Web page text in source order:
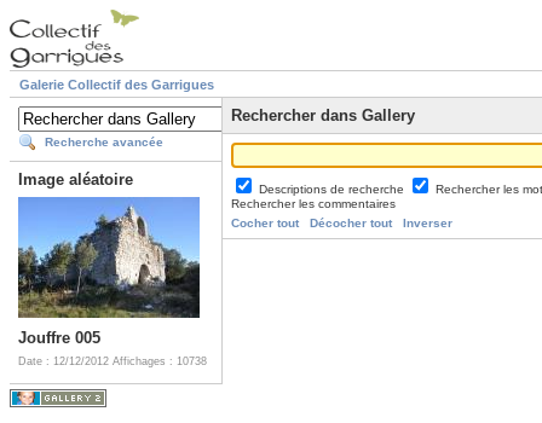
Galerie Collectif des Garrigues
Recherche avancée
Image aléatoire
Jouffre 005
Date : 12/12/2012 Affichages : 10738
Rechercher dans Gallery
Descriptions de recherche
Rechercher les
Rechercher les commentaires
Cocher tout
Décocher tout Inverser